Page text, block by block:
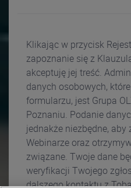
Klikając w przycisk
zapoznanie się z
akceptuję jej treść.
danych osobowych,
formularzu, jest Grupa
Poznaniu. Podanie
jednakże niezbędne, aby
Webinarze oraz
związane. Twoje dane
weryfikacji Twojego
dalszego kontaktu z